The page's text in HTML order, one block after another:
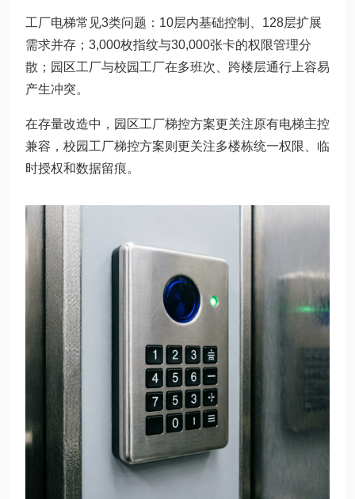
工厂电梯常见3类问题：10层内基础控制、128层扩展
需求并存；3,000枚指纹与30,000张卡的权限管理分
散；园区工厂与校园工厂在多班次、跨楼层通行上容易
产生冲突。
在存量改造中，园区工厂梯控方案更关注原有电梯主控
兼容，校园工厂梯控方案则更关注多楼栋统一权限、临
时授权和数据留痕。